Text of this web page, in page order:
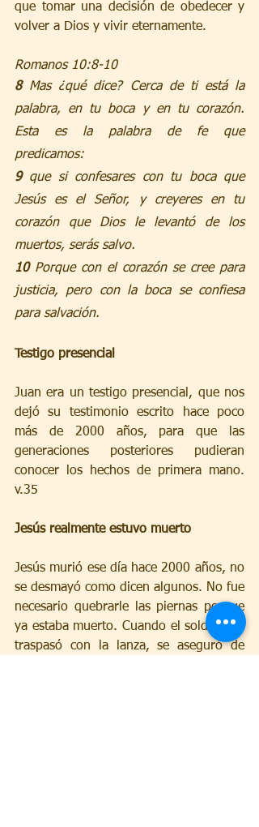
que tomar una decisión de obedecer y
volver a Dios y vivir eternamente.
Romanos 10:8-10
8 Mas ¿qué dice? Cerca de ti está la
palabra, en tu boca y en tu corazón.
Esta es la palabra de fe que
predicamos:
9 que si confesares con tu boca que
Jesús es el Señor, y creyeres en tu
corazón que Dios le levantó de los
muertos, serás salvo.
10 Porque con el corazón se cree para
justicia, pero con la boca se confiesa
para salvación.
Testigo presencial
Juan era un testigo presencial, que nos
dejó su testimonio escrito hace poco
más de 2000 años, para que las
generaciones posteriores pudieran
conocer los hechos de primera mano.
v.35
Jesús realmente estuvo muerto
Jesús murió ese día hace 2000 años, no
se desmayó como dicen algunos. No fue
necesario quebrarle las piernas porque
ya estaba muerto. Cuando el soldado lo
traspasó con la lanza, se aseguró de